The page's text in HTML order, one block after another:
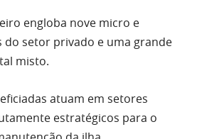
engloba nove micro e
do setor privado e uma grande
misto.
atuam em setores
estratégicos para o